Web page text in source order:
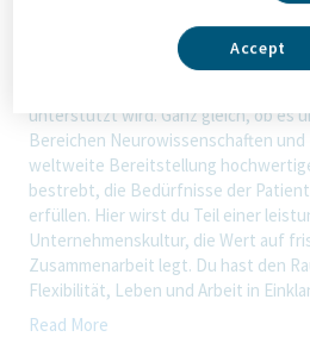
Wir sind Teva, ein führendes,
unterstützt wird. Ganz gleich, ob es
Bereichen Neurowissenschaften und
weltweite Bereitstellung
bestrebt, die Bedürfnisse der
erfüllen. Hier wirst du Teil einer
Unternehmenskultur, die Wert auf
Zusammenarbeit legt. Du hast den
Flexibilität, Leben und Arbeit in
Möglichkeit, gemeinsam Gesundheit
Read More
Accept